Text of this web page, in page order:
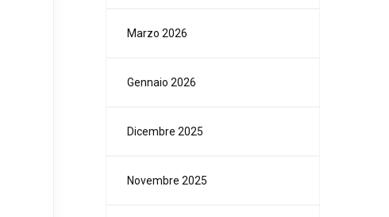
Marzo 2026
Gennaio 2026
Dicembre 2025
Novembre 2025